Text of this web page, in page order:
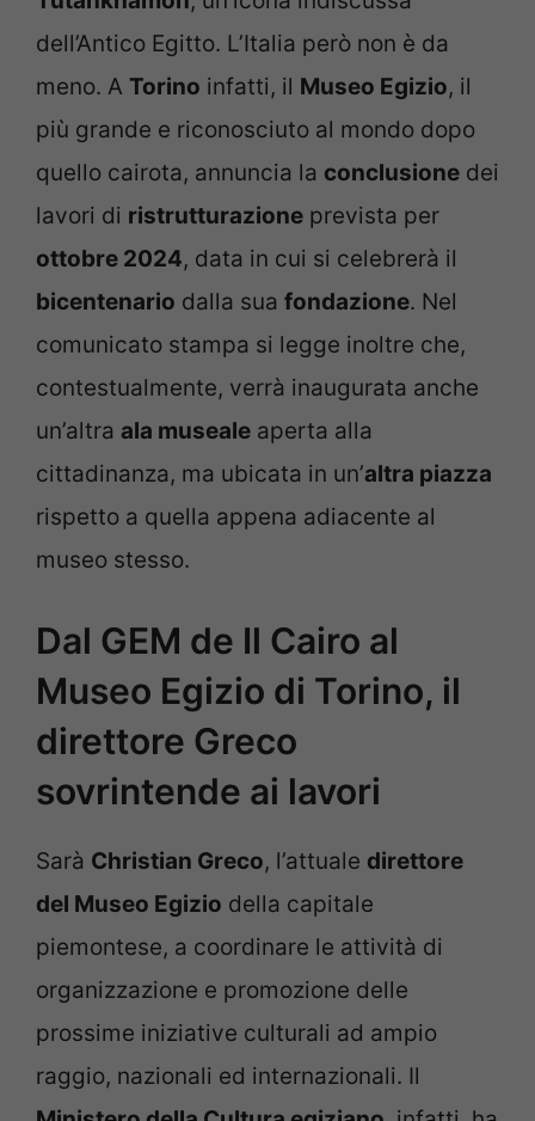
dell’Antico Egitto. L’Italia però non è da
meno. A Torino infatti, il Museo Egizio, il
più grande e riconosciuto al mondo dopo
quello cairota, annuncia la conclusione dei
lavori di ristrutturazione prevista per
ottobre 2024, data in cui si celebrerà il
bicentenario dalla sua fondazione. Nel
comunicato stampa si legge inoltre che,
contestualmente, verrà inaugurata anche
un’altra ala museale aperta alla
cittadinanza, ma ubicata in un’altra piazza
rispetto a quella appena adiacente al
museo stesso.
Dal GEM de Il Cairo al
Museo Egizio di Torino, il
direttore Greco
sovrintende ai lavori
Sarà Christian Greco, l’attuale direttore
del Museo Egizio della capitale
piemontese, a coordinare le attività di
organizzazione e promozione delle
prossime iniziative culturali ad ampio
raggio, nazionali ed internazionali. Il